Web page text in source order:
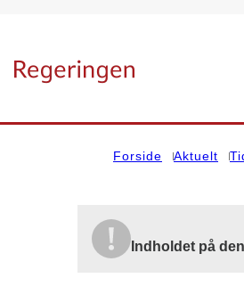
Forside Aktuelt
Indholdet på